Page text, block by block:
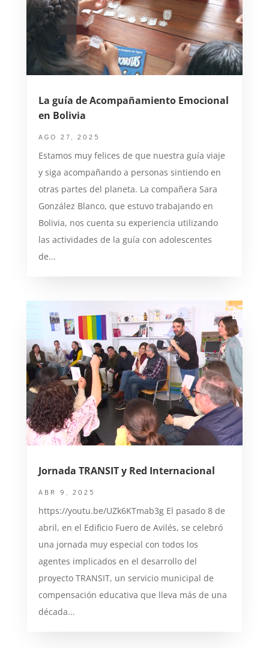
La guía de Acompañamiento Emocional
en Bolivia
AGO 27, 2025
Estamos muy felices de que nuestra guía viaje
y siga acompañando a personas sintiendo en
otras partes del planeta. La compañera Sara
González Blanco, que estuvo trabajando en
Bolivia, nos cuenta su experiencia utilizando
las actividades de la guía con adolescentes
de...
Jornada TRANSIT y Red Internacional
ABR 9, 2025
https://youtu.be/UZk6KTmab3g El pasado 8 de
abril, en el Edificio Fuero de Avilés, se celebró
una jornada muy especial con todos los
agentes implicados en el desarrollo del
proyecto TRANSIT, un servicio municipal de
compensación educativa que lleva más de una
década...